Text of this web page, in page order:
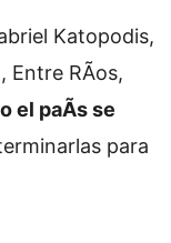
Katopodis,
Entre RÃ­os,
el paÃ­s se
para